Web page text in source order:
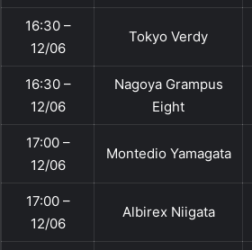
16:30 –
12/06
Tokyo Verdy
16:30 –
12/06
Nagoya Grampus
Eight
17:00 –
12/06
Montedio Yamagata
17:00 –
12/06
Albirex Niigata